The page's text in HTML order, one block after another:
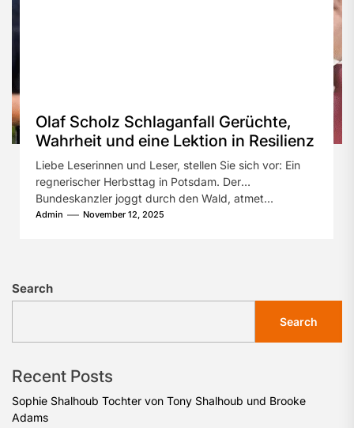
Olaf Scholz Schlaganfall Gerüchte,
Wahrheit und eine Lektion in Resilienz
Liebe Leserinnen und Leser, stellen Sie sich vor: Ein
regnerischer Herbsttag in Potsdam. Der
Bundeskanzler joggt durch den Wald, atmet...
Admin November 12, 2025
Search
Search
Recent Posts
Sophie Shalhoub Tochter von Tony Shalhoub und Brooke
Adams